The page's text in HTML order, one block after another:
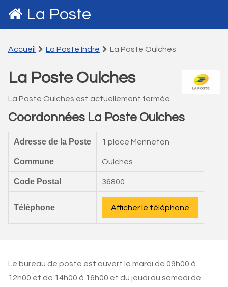
La Poste
Accueil La Poste Indre La Poste Oulches
La Poste Oulches
La Poste Oulches est actuellement fermée.
Coordonnées La Poste Oulches
Adresse de la Poste 1 place Menneton
Commune Oulches
Code Postal 36800
Téléphone Afficher le téléphone
Le bureau de poste est ouvert le mardi de 09h00 à
12h00 et de 14h00 à 16h00 et du jeudi au samedi de